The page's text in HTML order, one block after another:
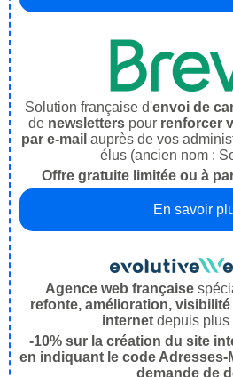
Solution française d'envoi de
de newsletters pour renforcer
par e-mail auprès de vos
élus (ancien nom :
Offre gratuite limitée ou à
En savoir
Agence web française
refonte, amélioration,
internet depuis plus
-10% sur la création du site
en indiquant le code
demande de